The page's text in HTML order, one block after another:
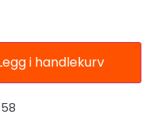
i handlekurv